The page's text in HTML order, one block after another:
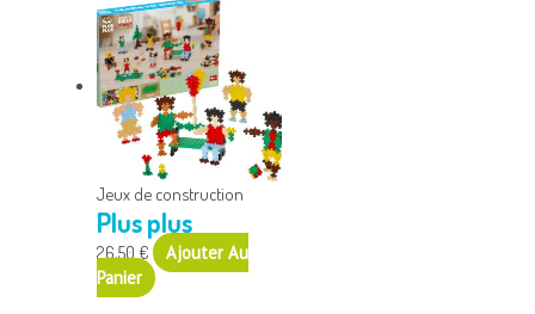
Jeux de construction
Plus plus
26,50 €
Ajouter Au
Panier